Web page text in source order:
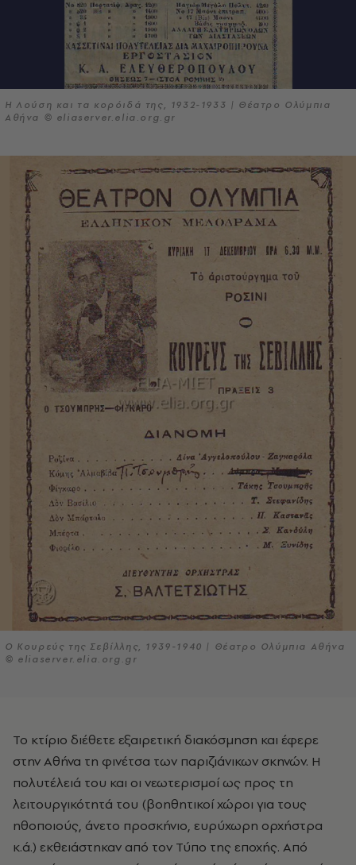
Η Λούση και τα κορόιδά της, 1932-1933 | Θέατρο Ολύμπια
Αθήνα © eliaserver.elia.org.gr
Ο Κουρεύς της Σεβίλλης, 1939-1940 | Θέατρο Ολύμπια Αθήνα
© eliaserver.elia.org.gr
Το κτίριο διέθετε εξαιρετική διακόσμηση και έφερε
στην Αθήνα τη φινέτσα των παριζιάνικων σκηνών. Η
πολυτέλειά του και οι νεωτερισμοί ως προς τη
λειτουργικότητά του (βοηθητικοί χώροι για τους
ηθοποιούς, άνετο προσκήνιο, ευρύχωρη ορχήστρα
κ.ά.) εκθειάστηκαν από τον Τύπο της εποχής. Από